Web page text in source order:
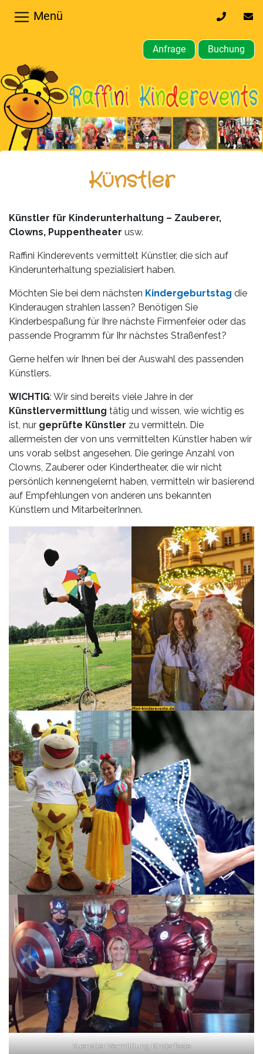
Home
Hochzeiten,
Privatfeier
Firmenfeier
Feste
Weitere
Leistungen
Über
uns
Fotos,
Videos
Referenzen
Blog
Jobs
Partner/Links
0170
64
610
Menü
Anfrage Buchung
Künstler
Künstler für Kinderunterhaltung – Zauberer,
Clowns, Puppentheater usw.
Raffini Kinderevents vermittelt Künstler, die sich auf
Kinderunterhaltung spezialisiert haben.
Möchten Sie bei dem nächsten Kindergeburtstag die
Kinderaugen strahlen lassen? Benötigen Sie
Kinderbespaßung für Ihre nächste Firmenfeier oder das
passende Programm für Ihr nächstes Straßenfest?
Gerne helfen wir Ihnen bei der Auswahl des passenden
Künstlers.
WICHTIG: Wir sind bereits viele Jahre in der
Künstlervermittlung tätig und wissen, wie wichtig es
ist, nur geprüfte Künstler zu vermitteln. Die
allermeisten der von uns vermittelten Künstler haben wir
uns vorab selbst angesehen. Die geringe Anzahl von
Clowns, Zauberer oder Kindertheater, die wir nicht
persönlich kennengelernt haben, vermitteln wir basierend
auf Empfehlungen von anderen uns bekannten
Künstlern und MitarbeiterInnen.
Kuenstler Vermittlung Kinderfeste